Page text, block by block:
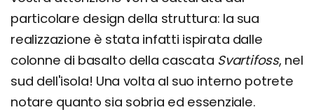
particolare design della struttura: la sua
realizzazione è stata infatti ispirata dalle
colonne di basalto della cascata Svartifoss, nel
sud dell'isola! Una volta al suo interno potrete
notare quanto sia sobria ed essenziale.